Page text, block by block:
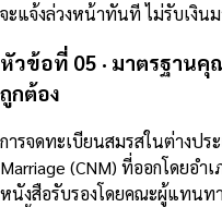
จะแจ้งล่วงหน้าทันที ไม่รับเงิน
หัวข้อที่ 05 · มาตรฐาน
ถูกต้อง
การจดทะเบียนสมรสในต่างปร
Marriage (CNM) ที่ออกโดยอำ
หนังสือรับรองโดยคณะผู้แทนท